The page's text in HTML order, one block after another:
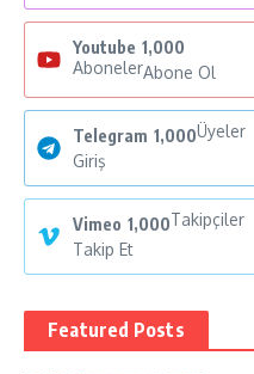
Youtube 1,000
AbonelerAbone Ol
Telegram 1,000Üyeler
Giriş
Vimeo 1,000Takipçiler
Takip Et
Featured Posts